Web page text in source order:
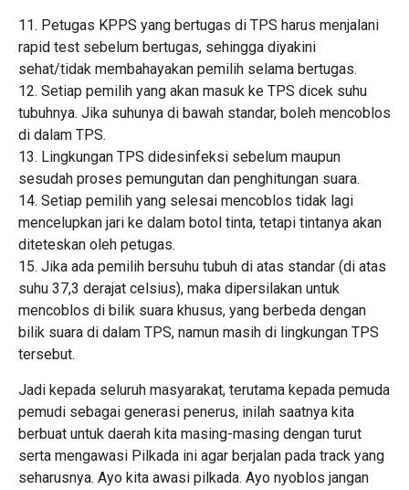
11. Petugas KPPS yang bertugas di TPS harus menjalani
rapid test sebelum bertugas, sehingga diyakini
sehat/tidak membahayakan pemilih selama bertugas.
12. Setiap pemilih yang akan masuk ke TPS dicek suhu
tubuhnya. Jika suhunya di bawah standar, boleh mencoblos
di dalam TPS.
13. Lingkungan TPS didesinfeksi sebelum maupun
sesudah proses pemungutan dan penghitungan suara.
14. Setiap pemilih yang selesai mencoblos tidak lagi
mencelupkan jari ke dalam botol tinta, tetapi tintanya akan
diteteskan oleh petugas.
15. Jika ada pemilih bersuhu tubuh di atas standar (di atas
suhu 37,3 derajat celsius), maka dipersilakan untuk
mencoblos di bilik suara khusus, yang berbeda dengan
bilik suara di dalam TPS, namun masih di lingkungan TPS
tersebut.
Jadi kepada seluruh masyarakat, terutama kepada pemuda
pemudi sebagai generasi penerus, inilah saatnya kita
berbuat untuk daerah kita masing-masing dengan turut
serta mengawasi Pilkada ini agar berjalan pada track yang
seharusnya. Ayo kita awasi pilkada. Ayo nyoblos jangan